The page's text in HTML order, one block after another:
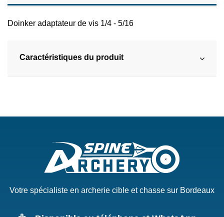
Doinker adaptateur de vis 1/4 - 5/16
Caractéristiques du produit
Votre spécialiste en archerie cible et chasse sur Bordeaux